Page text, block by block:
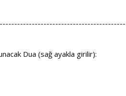
Dua (sağ ayakla girilir):